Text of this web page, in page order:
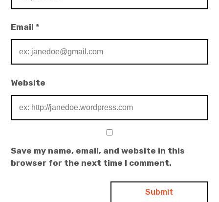
Email*
Website
Save my name, email, and website in this
browser for the next time I comment.